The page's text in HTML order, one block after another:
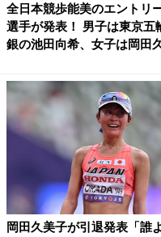
全日本競歩能美のエントリ
選手が発表！ 男子は東京五
銀の池田向希、女子は岡田
岡田久美子が引退発表「誰